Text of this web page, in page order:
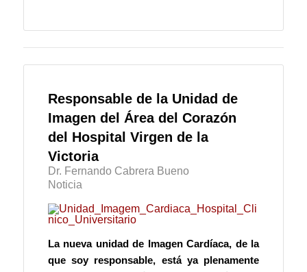
Responsable de la Unidad de
Imagen del Área del Corazón
del Hospital Virgen de la
Victoria
Dr. Fernando Cabrera Bueno
Noticia
La nueva unidad de Imagen Cardíaca, de la
que soy responsable, está ya plenamente